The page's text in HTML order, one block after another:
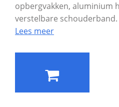
opbergvakken, aluminium
verstelbare schouderband.
Lees meer